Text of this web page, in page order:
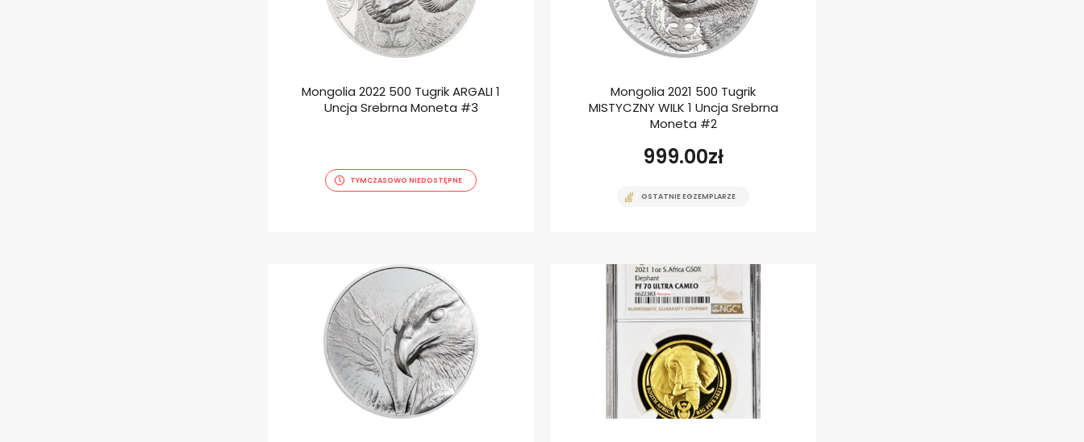
Mongolia 2022 500 Tugrik ARGALI 1
Uncja Srebrna Moneta #3
TYMCZASOWO NIEDOSTĘPNE
Mongolia 2021 500 Tugrik
MISTYCZNY WILK 1 Uncja Srebrna
Moneta #2
999.00zł
OSTATNIE EGZEMPLARZE